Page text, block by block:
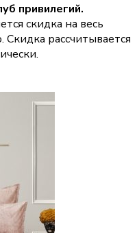
привилегий.
скидка на весь
Скидка рассчитывается